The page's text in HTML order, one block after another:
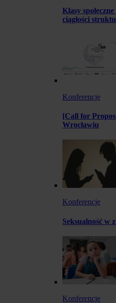
Klasy
ciągłości
Konferencje
[Call for
Wrocławiu
Konferencje
Seksualność w
Konferencje